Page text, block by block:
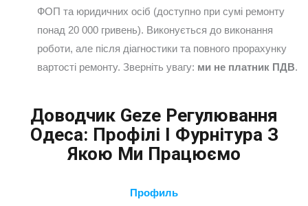
ФОП та юридичних осіб (доступно при сумі ремонту
понад 20 000 гривень). Виконується до виконання
роботи, але після діагностики та повного прорахунку
вартості ремонту. Зверніть увагу: ми не платник ПДВ.
Доводчик Geze Регулювання
Одеса: Профілі І Фурнітура З
Якою Ми Працюємо
Профиль